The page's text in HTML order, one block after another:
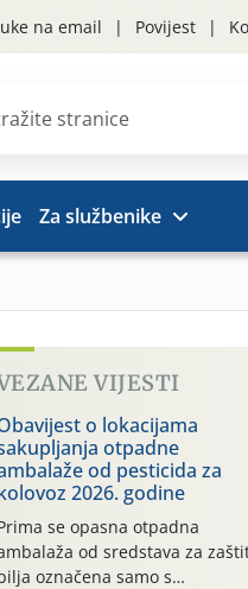
na email Povijest
Za službenike
VIJESTI
o lokacijama
otpadne
od pesticida za
2026. godine
se opasna otpadna
od sredstava za
označena samo s